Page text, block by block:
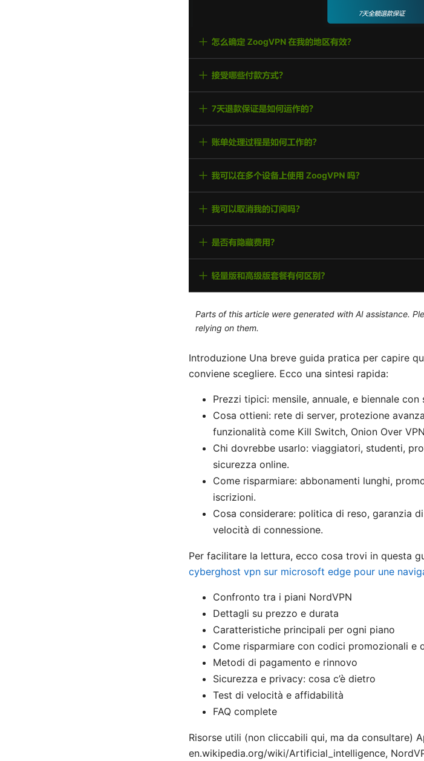
Parts of this article were generated with AI assistance.
relying on them.
Introduzione Una breve guida pratica per capire
conviene scegliere. Ecco una sintesi rapida:
Prezzi tipici: mensile, annuale, e biennale
Cosa ottieni: rete di server, protezione
funzionalità come Kill Switch, Onion Over
Chi dovrebbe usarlo: viaggiatori, studenti,
sicurezza online.
Come risparmiare: abbonamenti lunghi,
iscrizioni.
Cosa considerare: politica di reso, garanzia
velocità di connessione.
Per facilitare la lettura, ecco cosa trovi in questa
cyberghost vpn sur microsoft edge pour une
Confronto tra i piani NordVPN
Dettagli su prezzo e durata
Caratteristiche principali per ogni piano
Come risparmiare con codici promozionali e
Metodi di pagamento e rinnovo
Sicurezza e privacy: cosa c’è dietro
Test di velocità e affidabilità
FAQ complete
Risorse utili (non cliccabili qui, ma da consultare)
en.wikipedia.org/wiki/Artificial_intelligence,